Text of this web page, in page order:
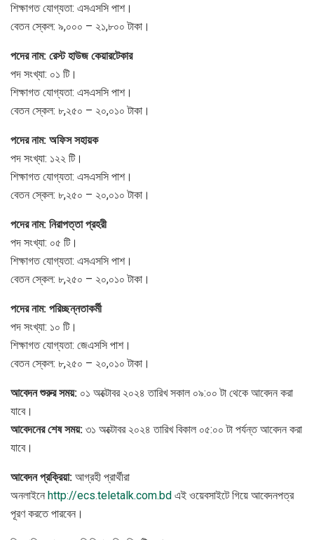
শিক্ষাগত যোগ্যতা: এসএসসি পাশ।
বেতন স্কেল: ৯,০০০ – ২১,৮০০ টাকা।
পদের নাম: রেস্ট হাউজ কেয়ারটেকার
পদ সংখ্যা: ০১ টি।
শিক্ষাগত যোগ্যতা: এসএসসি পাশ।
বেতন স্কেল: ৮,২৫০ – ২০,০১০ টাকা।
পদের নাম: অফিস সহায়ক
পদ সংখ্যা: ১২২ টি।
শিক্ষাগত যোগ্যতা: এসএসসি পাশ।
বেতন স্কেল: ৮,২৫০ – ২০,০১০ টাকা।
পদের নাম: নিরাপত্তা প্রহরী
পদ সংখ্যা: ০৫ টি।
শিক্ষাগত যোগ্যতা: এসএসসি পাশ।
বেতন স্কেল: ৮,২৫০ – ২০,০১০ টাকা।
পদের নাম: পরিচ্ছন্নতাকর্মী
পদ সংখ্যা: ১০ টি।
শিক্ষাগত যোগ্যতা: জেএসসি পাশ।
বেতন স্কেল: ৮,২৫০ – ২০,০১০ টাকা।
আবেদন শুরুর সময়: ০১ অক্টোবর ২০২৪ তারিখ সকাল ০৯:০০ টা থেকে আবেদন করা
যাবে।
আবেদনের শেষ সময়: ৩১ অক্টোবর ২০২৪ তারিখ বিকাল ০৫:০০ টা পর্যন্ত আবেদন করা
যাবে।
আবেদন প্রক্রিয়া: আগ্রহী প্রার্থীরা
অনলাইনে http://ecs.teletalk.com.bd এই ওয়েবসাইটে গিয়ে আবেদনপত্র
পূরণ করতে পারবেন।